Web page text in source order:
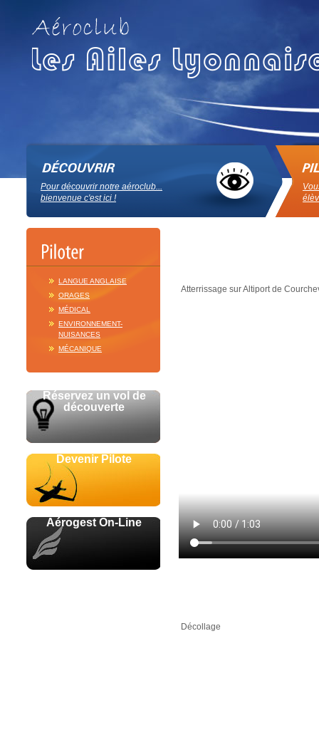
Pour découvrir notre aéroclub...
bienvenue c'est ici !
LANGUE ANGLAISE
ORAGES
MÉDICAL
ENVIRONNEMENT-
NUISANCES
MÉCANIQUE
Réservez un vol de
découverte
Devenir Pilote
Aérogest On-Line
Atterrissage sur Altiport de
Décollage